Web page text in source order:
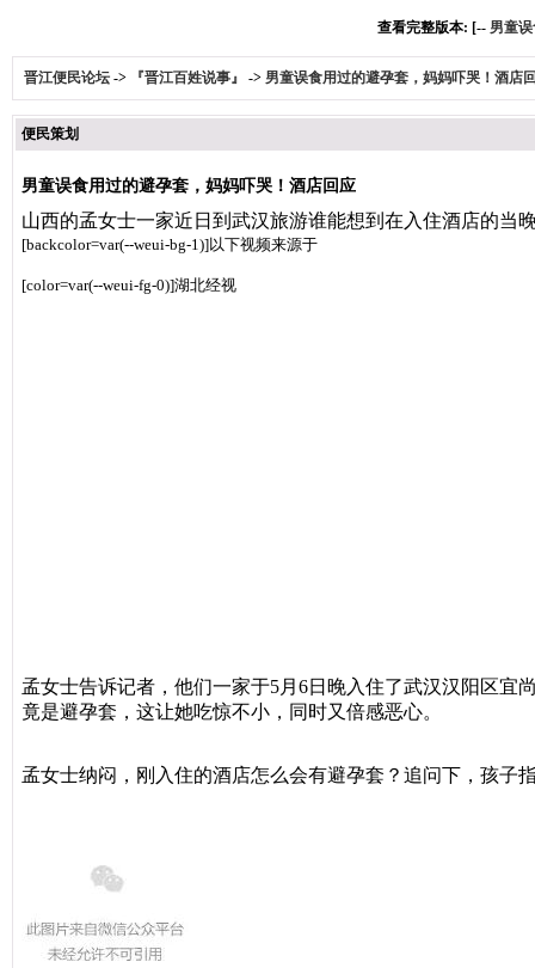
查看完整版本: [-- 男童
晋江便民论坛 -> 『晋江百姓说事』 -> 男童误食用过的避孕套，妈妈吓哭！酒店
便民策划
男童误食用过的避孕套，妈妈吓哭！酒店回应
山西的孟女士一家近日到武汉旅游谁能想到 在入住酒店的当
[backcolor=var(--weui-bg-1)]以下视频来源于
[color=var(--weui-fg-0)]湖北经视
孟女士告诉记者，他们一家于5月6日晚入住了武汉汉阳区
竟是避孕套，这让她吃惊不小，同时又倍感恶心。
孟女士纳闷，刚入住的酒店怎么会有避孕套？追问下，孩子